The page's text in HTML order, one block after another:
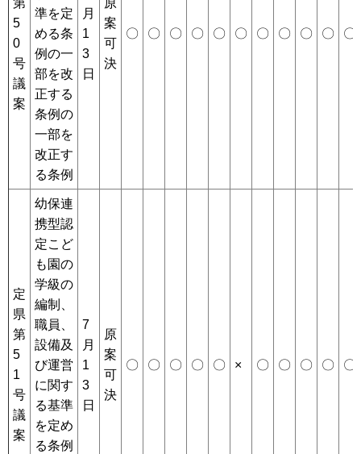
第
5
0
号
議
案
準を定
める条
例の一
部を改
正する
条例の
一部を
改正す
る条例
月
1
3
日
原
案
可
決
〇 〇 〇 〇 〇 〇 〇 〇 〇 〇 〇
定
県
第
5
1
号
議
案
幼保連
携型認
定こど
も園の
学級の
編制、
職員、
設備及
び運営
に関す
る基準
を定め
る条例
7
月
1
3
日
原
案
可
決
〇 〇 〇 〇 〇 × 〇 〇 〇 〇 〇